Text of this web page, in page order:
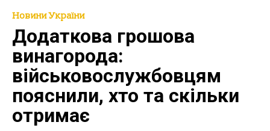
Новини України
Додаткова грошова
винагорода:
військовослужбовцям
пояснили, хто та скільки
отримає